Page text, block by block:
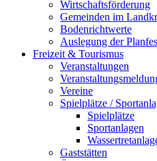
Wirtschaftsförderung
Gemeinden im
Bodenrichtwerte
Auslegung der
Freizeit & Tourismus
Veranstaltungen
Vereine
Spielplätze /
Spielplätze
Sportanlagen
Gaststätten